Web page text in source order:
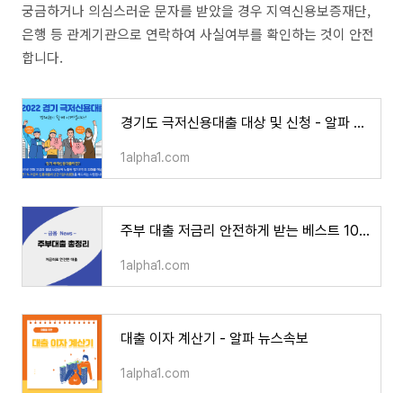
궁금하거나 의심스러운 문자를 받았을 경우 지역신용보증재단,
은행 등 관계기관으로 연락하여 사실여부를 확인하는 것이 안전
합니다.
경기도 극저신용대출 대상 및 신청 - 알파 뉴스속보
1alpha1.com
주부 대출 저금리 안전하게 받는 베스트 10 - 알파 뉴스속보
1alpha1.com
대출 이자 계산기 - 알파 뉴스속보
1alpha1.com